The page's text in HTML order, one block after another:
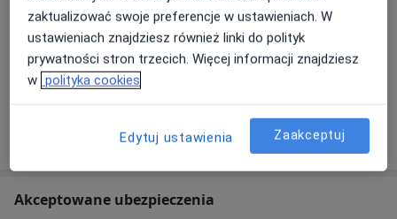
Dostępność
W tym gabinecie nie można umawiać wizyt przez
internet
Co mam zrobić w tej sytuacji?
Pokaż więcej
o adresie
Akceptowane ubezpieczenia
zaktualizować swoje preferencje w ustawieniach. W
ustawieniach znajdziesz również linki do polityk
prywatności stron trzecich. Więcej informacji znajdziesz
w polityka cookies
Edytuj ustawienia Zaakceptuj